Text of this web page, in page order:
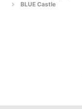
BLUE Castle